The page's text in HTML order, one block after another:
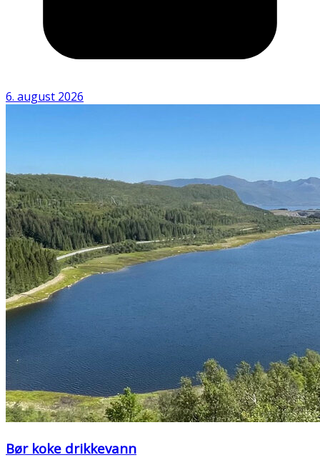
6. august 2026
Bør koke drikkevann